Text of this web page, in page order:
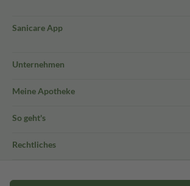
Sanicare App
Unternehmen
Meine Apotheke
So geht's
Rechtliches